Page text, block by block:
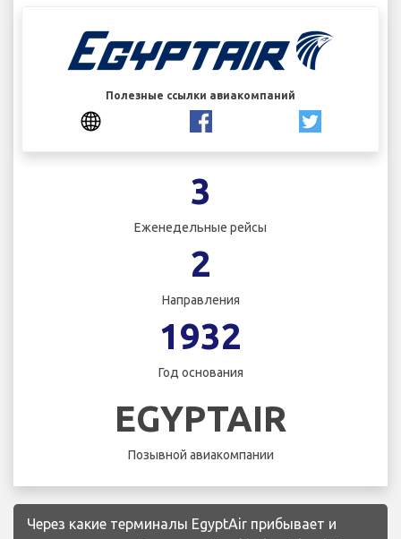
Полезные ссылки авиакомпаний
3
Еженедельные рейсы
2
Направления
1932
Год основания
EGYPTAIR
Позывной авиакомпании
Через какие терминалы EgyptAir прибывает и